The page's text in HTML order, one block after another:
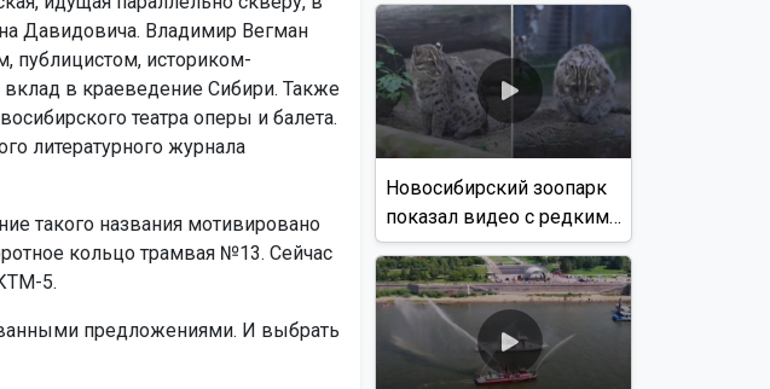
Давидовича. Владимир Вегман
публицистом, историком-
в краеведение Сибири. Также
театра оперы и балета.
литературного журнала
такого названия мотивировано
кольцо трамвая №13. Сейчас
5.
предложениями. И выбрать
с использованием ИИ
Новосибирский зоопарк
показал видео с редким
виверровым котом